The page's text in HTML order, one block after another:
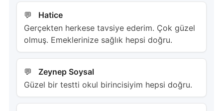
Hatice
Gerçekten herkese tavsiye ederim. Çok güzel
olmuş. Emeklerinize sağlık hepsi doğru.
Zeynep Soysal
Güzel bir testti okul birincisiyim hepsi doğru.